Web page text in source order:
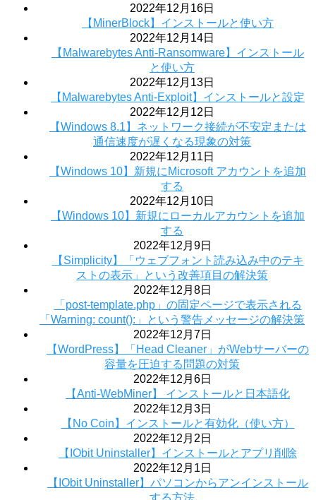
2022年12月16日
【MinerBlock】インストールと使い方
2022年12月14日
【Malwarebytes Anti-Ransomware】インストール
と使い方
2022年12月13日
【Malwarebytes Anti-Exploit】インストールと設定
2022年12月12日
【Windows 8.1】ネットワーク接続が不安定または
通信速度が遅くなる現象の対策
2022年12月11日
【Windows 10】新規にMicrosoft アカウントを追加
する
2022年12月10日
【Windows 10】新規にローカルアカウントを追加
する
2022年12月9日
【Simplicity】「ウェブフォント読み込み中のテキ
ストの表示」という改善項目の解決策
2022年12月8日
「post-template.php」の固定ページで表示される
「Warning: count():」という警告メッセージの解決策
2022年12月7日
【WordPress】「Head Cleaner」がWebサーバーの
容量を圧迫する問題の対策
2022年12月6日
【Anti-WebMiner】 インストールと日本語化
2022年12月3日
【No Coin】インストールと有効化（使い方）
2022年12月2日
【IObit Uninstaller】インストールとアプリ削除
2022年12月1日
【IObit Uninstaller】パソコンからアンインストール
する方法